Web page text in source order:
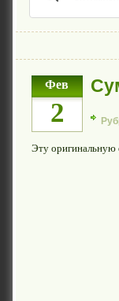
Фев
2
Эту оригинальную